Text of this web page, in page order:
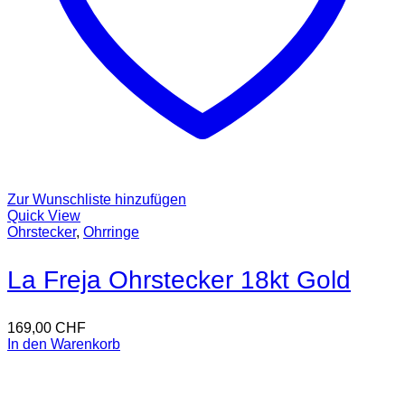
Zur Wunschliste hinzufügen
Quick View
Ohrstecker, Ohrringe
La Freja Ohrstecker 18kt Gold
169,00 CHF
In den Warenkorb